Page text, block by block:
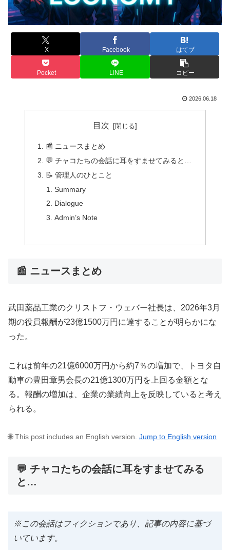
X Facebook はてブ
Pocket LINE コピー
2026.06.18
目次
📰 ニュースまとめ
💬 チャコたちの会話に耳をすませてみると…
📝 管理人のひとこと
Summary
Dialogue
Admin’s Note
📰 ニュースまとめ
武田薬品工業のクリストフ・ウェバー社長は、2026年3月
期の役員報酬が23億1500万円に達することが明らかにな
った。
これは前年の21億6000万円から約7％の増加で、トヨタ自
動車の豊田章男会長の21億1300万円を上回る金額とな
る。報酬の増加は、企業の業績向上を反映していると考え
られる。
🌐 This post includes an English version. Jump to English version
💬 チャコたちの会話に耳をすませてみる
と…
※この会話はフィクションであり、記事の内容に基づ
いています。